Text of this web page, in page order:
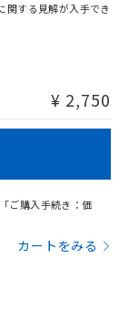
す。
関する見解が入手でき
¥ 2,750
ご購入手続き：価
カートをみる